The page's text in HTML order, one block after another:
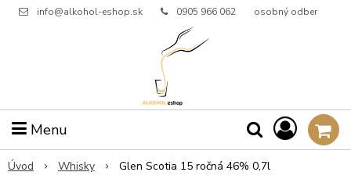
info@alkohol-eshop.sk 0905 966 062 osobný odber
Menu
Úvod Whisky Glen Scotia 15 ročná 46% 0,7l